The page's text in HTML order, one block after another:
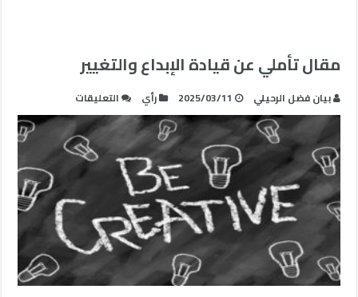
مقال تأملي عن قيادة الإبداع والتغيير
بيان فضل الرحيلي 2025/03/11 رأي التعليقات
مقال
تأملي
عن
قيادة
الإبداع
والتغيير
مغلقة